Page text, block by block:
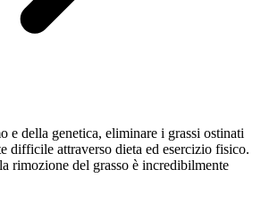
e della genetica, eliminare i grassi ostinati
difficile attraverso dieta ed esercizio fisico.
rimozione del grasso è incredibilmente